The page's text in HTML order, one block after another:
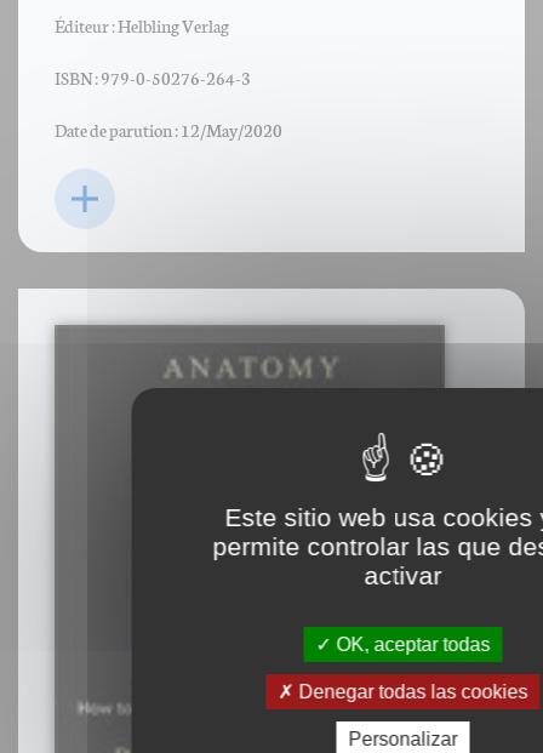
Éditeur : Helbling Verlag
ISBN : 979-0-50276-264-3
Date de parution : 12/May/2020
Este sitio web usa cookies
permite controlar las que
activar
OK, aceptar todas
Denegar todas las cookies
Personalizar